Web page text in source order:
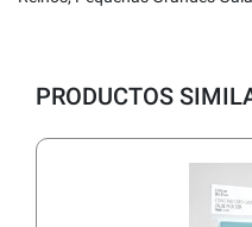
PRODUCTOS